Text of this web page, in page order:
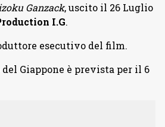
Ganzack, uscito il 26 Luglio
I.G.
esecutivo del film.
Giappone è prevista per il 6